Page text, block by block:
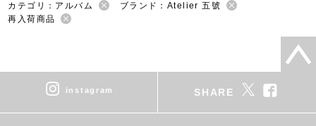
カテゴリ：アルバム
ブランド：Atelier 五號
再入荷商品
instagram SHARE